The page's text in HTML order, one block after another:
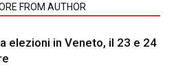
FROM AUTHOR
elezioni in Veneto, il 23 e 24